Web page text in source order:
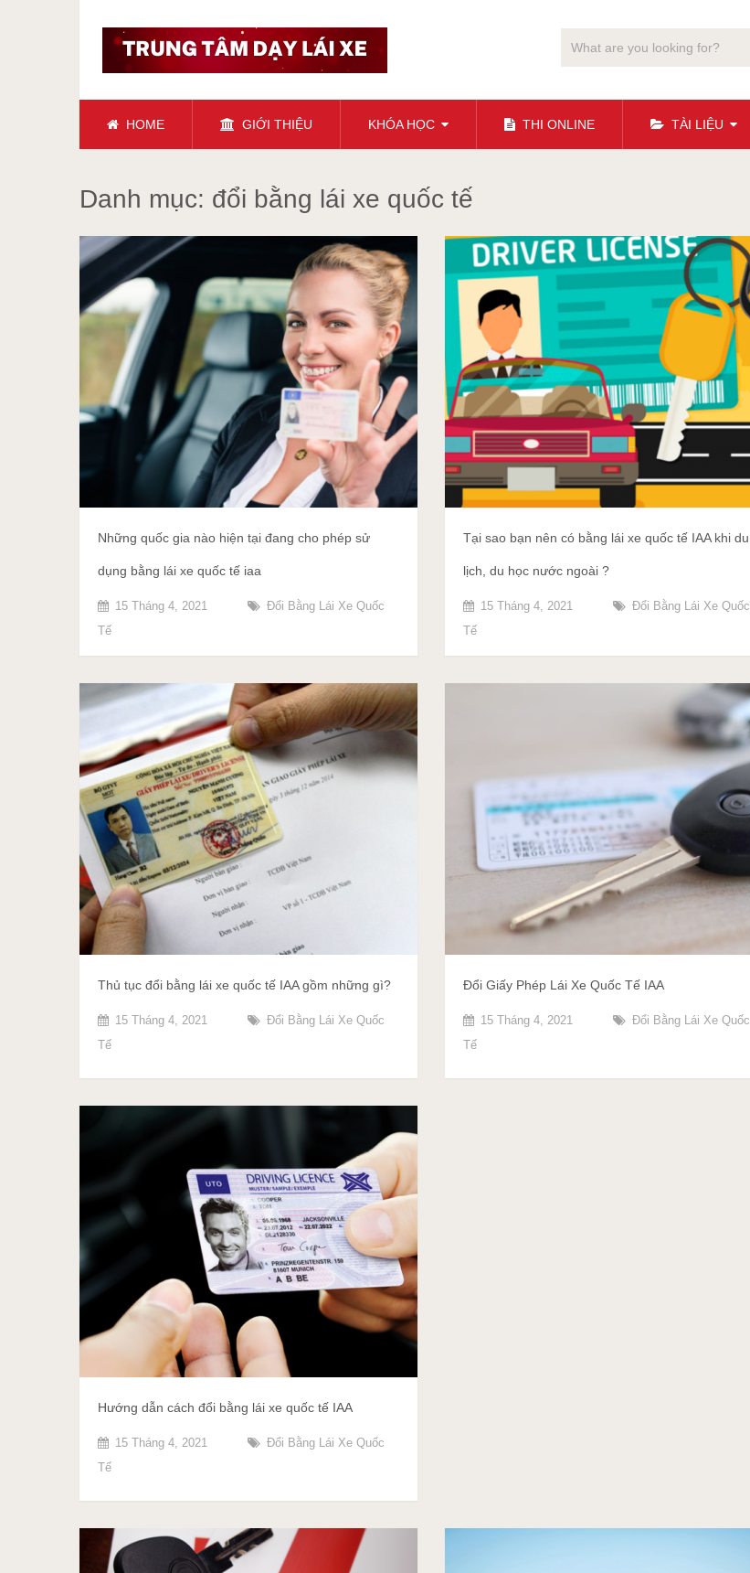
HOME GIỚI THIỆU KHÓA HỌC THI ONLINE TÀI LIỆU
Danh mục: đổi bằng lái xe quốc tế
Những quốc gia nào hiện tại đang cho phép sử
dụng bằng lái xe quốc tế iaa
15 Tháng 4, 2021
Đổi Bằng Lái Xe Quốc
Tế
Tại sao bạn nên có bằng lái xe quốc tế IAA khi du
lịch, du học nước ngoài ?
15 Tháng 4, 2021
Đổi Bằng Lái Xe Quốc
Tế
Thủ tục đổi bằng lái xe quốc tế IAA gồm những gì?
15 Tháng 4, 2021
Đổi Bằng Lái Xe Quốc
Tế
Đổi Giấy Phép Lái Xe Quốc Tế IAA
15 Tháng 4, 2021
Đổi Bằng Lái Xe Quốc
Tế
Hướng dẫn cách đổi bằng lái xe quốc tế IAA
15 Tháng 4, 2021
Đổi Bằng Lái Xe Quốc
Tế